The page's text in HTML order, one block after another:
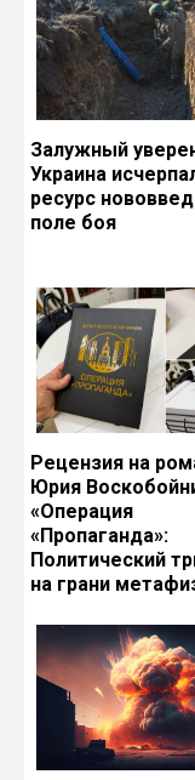
Залужный
Украина
ресурс
поле боя
Рецензия на
Юрия
«Операция
«Пропаганда»:
Политический
на грани